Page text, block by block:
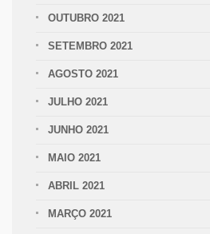
OUTUBRO 2021
SETEMBRO 2021
AGOSTO 2021
JULHO 2021
JUNHO 2021
MAIO 2021
ABRIL 2021
MARÇO 2021